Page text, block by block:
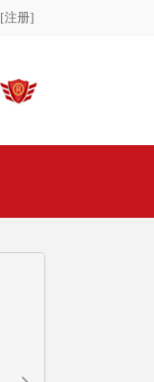
[注册]